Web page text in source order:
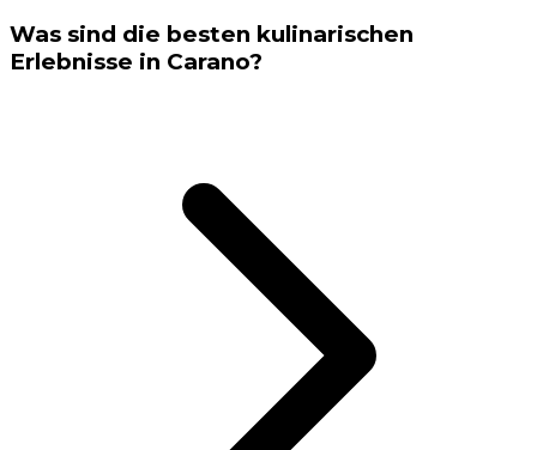
Was sind die besten kulinarischen
Erlebnisse in Carano?